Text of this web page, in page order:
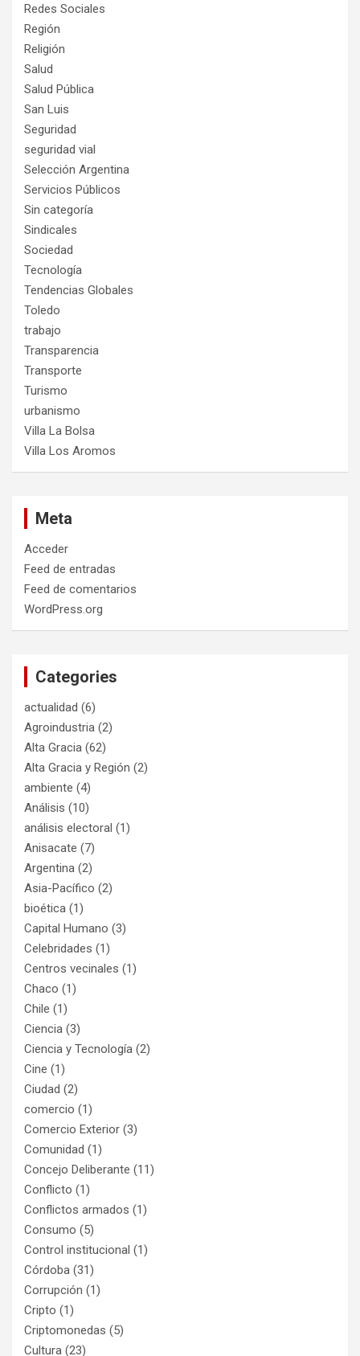
Redes Sociales
Región
Religión
Salud
Salud Pública
San Luis
Seguridad
seguridad vial
Selección Argentina
Servicios Públicos
Sin categoría
Sindicales
Sociedad
Tecnología
Tendencias Globales
Toledo
trabajo
Transparencia
Transporte
Turismo
urbanismo
Villa La Bolsa
Villa Los Aromos
Meta
Acceder
Feed de entradas
Feed de comentarios
WordPress.org
Categories
actualidad (6)
Agroindustria (2)
Alta Gracia (62)
Alta Gracia y Región (2)
ambiente (4)
Análisis (10)
análisis electoral (1)
Anisacate (7)
Argentina (2)
Asia-Pacífico (2)
bioética (1)
Capital Humano (3)
Celebridades (1)
Centros vecinales (1)
Chaco (1)
Chile (1)
Ciencia (3)
Ciencia y Tecnología (2)
Cine (1)
Ciudad (2)
comercio (1)
Comercio Exterior (3)
Comunidad (1)
Concejo Deliberante (11)
Conflicto (1)
Conflictos armados (1)
Consumo (5)
Control institucional (1)
Córdoba (31)
Corrupción (1)
Cripto (1)
Criptomonedas (5)
Cultura (23)